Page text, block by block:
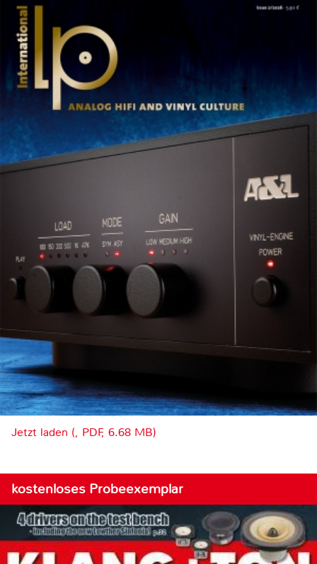
Jetzt laden (, PDF, 6.68 MB)
kostenloses Probeexemplar